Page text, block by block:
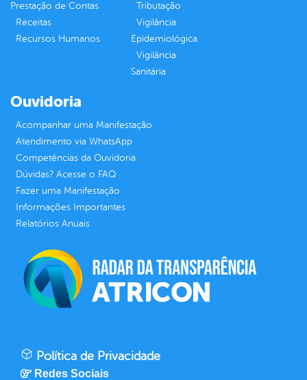
Prestação de Contas
Receitas
Recursos Humanos
Tributação
Vigilância
Epidemiológica
Vigilância
Sanitária
Ouvidoria
Acompanhar uma Manifestação
Atendimento via WhatsApp
Competências da Ouvidoria
Dúvidas? Acesse o FAQ
Fazer uma Manifestação
Informações Importantes
Relatórios Anuais
Política de Privacidade
Redes Sociais